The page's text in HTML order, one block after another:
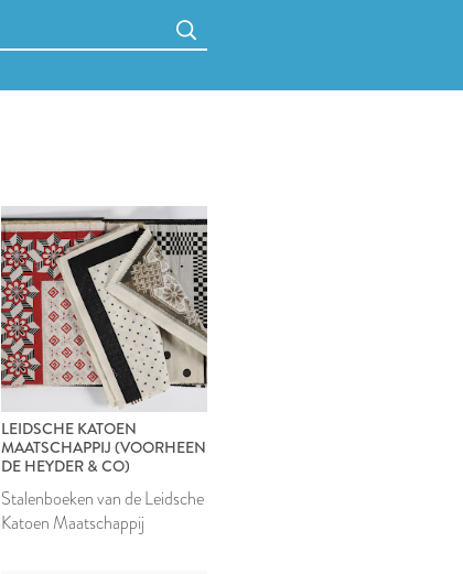
LEIDSCHE KATOEN
MAATSCHAPPIJ (VOORHEEN
DE HEYDER & CO)
Stalenboeken van de Leidsche
Katoen Maatschappij